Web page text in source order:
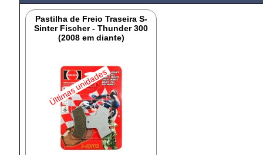
Pastilha de Freio Traseira S-
Sinter Fischer - Thunder 300
(2008 em diante)
Últimas unidades